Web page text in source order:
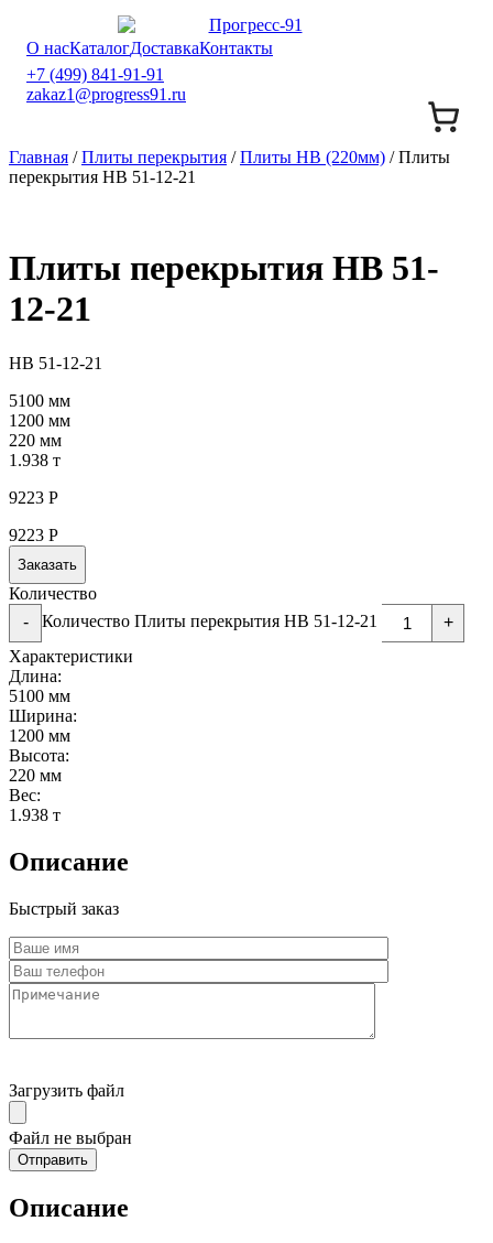
О насКаталогДоставкаКонтакты
+7 (499) 841-91-91
zakaz1@progress91.ru
Главная /Плиты перекрытия /Плиты НВ (220мм) / Плиты
перекрытия НВ 51-12-21
Плиты перекрытия НВ 51-
12-21
НВ 51-12-21
5100 мм
1200 мм
220 мм
1.938 т
9223 Р
9223 Р
Заказать
Количество
-
Количество Плиты перекрытия НВ 51-12-21
+
Характеристики
Длина:
5100 мм
Ширина:
1200 мм
Высота:
220 мм
Вес:
1.938 т
Описание
Быстрый заказ
Загрузить файл
Файл не выбран
Описание